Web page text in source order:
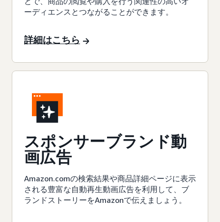
ーディエンスとつながることができます。
詳細はこちら
スポンサーブランド動
画広告
Amazon.comの検索結果や商品詳細ページに表示
される豊富な自動再生動画広告を利用して、ブ
ランドストーリーをAmazonで伝えましょう。